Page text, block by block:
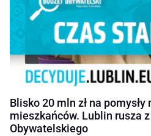
Blisko 20 mln zł na
mieszkańców. Lublin rusza
Obywatelskiego